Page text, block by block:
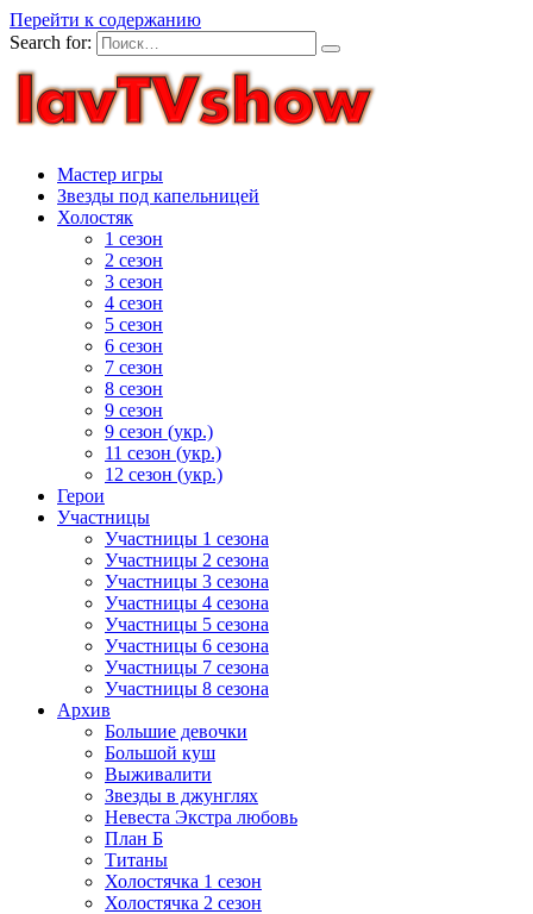
Перейти к содержанию
Search for:
Мастер игры
Звезды под капельницей
Холостяк
1 сезон
2 сезон
3 сезон
4 сезон
5 сезон
6 сезон
7 сезон
8 сезон
9 сезон
9 сезон (укр.)
11 сезон (укр.)
12 сезон (укр.)
Герои
Участницы
Участницы 1 сезона
Участницы 2 сезона
Участницы 3 сезона
Участницы 4 сезона
Участницы 5 сезона
Участницы 6 сезона
Участницы 7 сезона
Участницы 8 сезона
Архив
Большие девочки
Большой куш
Выживалити
Звезды в джунглях
Невеста Экстра любовь
План Б
Титаны
Холостячка 1 сезон
Холостячка 2 сезон